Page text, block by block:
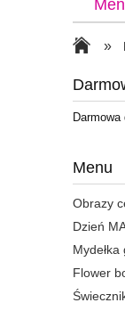
»
Menu
Obrazy
Dzień
Flower